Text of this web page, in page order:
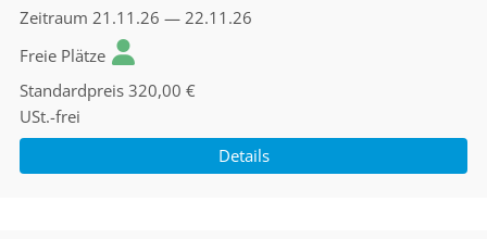
Zeitraum 21.11.26 — 22.11.26
Freie Plätze
Standardpreis 320,00 €
USt.-frei
Details